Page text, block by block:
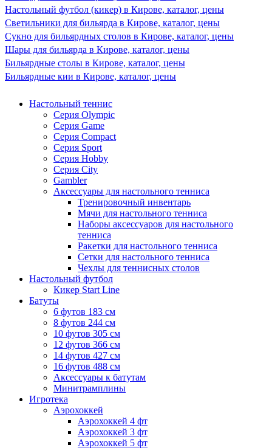
Настольный футбол (кикер) в Кирове, каталог, цены
Светильники для бильярда в Кирове, каталог, цены
Сукно для бильярдных столов в Кирове, каталог, цены
Шары для бильярда в Кирове, каталог, цены
Бильярдные столы в Кирове, каталог, цены
Бильярдные кии в Кирове, каталог, цены
Настольный теннис
Серия Olympic
Серия Game
Серия Compact
Серия Sport
Серия Hobby
Серия City
Gambler
Аксессуары для настольного тенниса
Тренировочный инвентарь
Мячи для настольного тенниса
Наборы аксессуаров для настольного
тенниса
Ракетки для настольного тенниса
Сетки для настольного тенниса
Чехлы для теннисных столов
Настольный футбол
Кикер Start Line
Батуты
6 футов 183 см
8 футов 244 см
10 футов 305 см
12 футов 366 см
14 футов 427 см
16 футов 488 см
Аксессуары к батутам
Минитрамплины
Игротека
Аэрохоккей
Аэрохоккей 4 фт
Аэрохоккей 3 фт
Аэрохоккей 5 фт